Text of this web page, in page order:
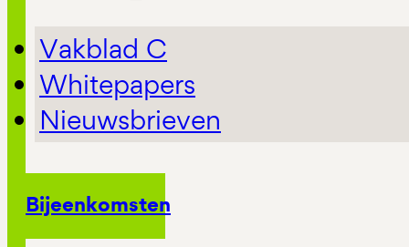
Vakblad C
Whitepapers
Nieuwsbrieven
Bijeenkomsten